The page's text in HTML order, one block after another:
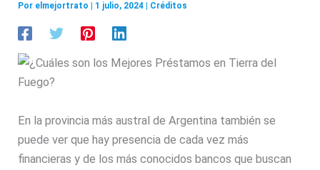
Por elmejortrato 1 julio, 2024 Créditos
En la provincia más austral de Argentina también se
puede ver que hay presencia de cada vez más
financieras y de los más conocidos bancos que buscan